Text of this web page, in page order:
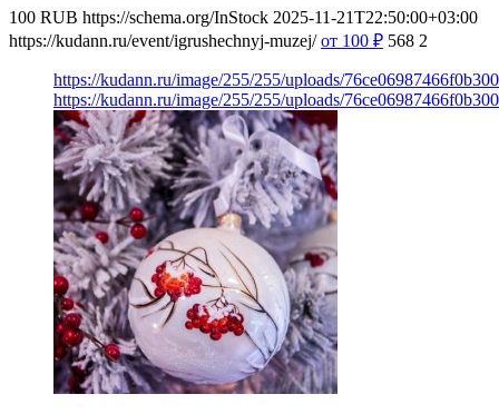
100 RUB https://schema.org/InStock 2025-11-21T22:50:00+03:00
https://kudann.ru/event/igrushechnyj-muzej/ от 100 ₽ 568 2
https://kudann.ru/image/255/255/uploads/
https://kudann.ru/image/255/255/uploads/